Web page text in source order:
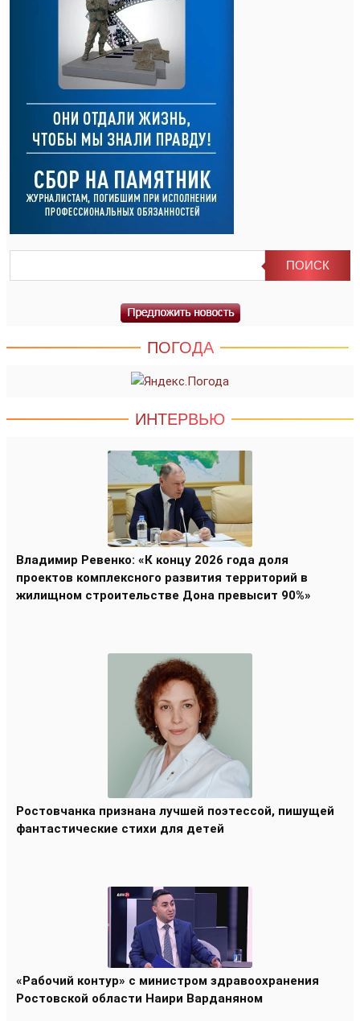
ПОГОДА
ИНТЕРВЬЮ
Владимир Ревенко: «К концу 2026 года доля
проектов комплексного развития территорий в
жилищном строительстве Дона превысит 90%»
Ростовчанка признана лучшей поэтессой, пишущей
фантастические стихи для детей
«Рабочий контур» с министром здравоохранения
Ростовской области Наири Варданяном